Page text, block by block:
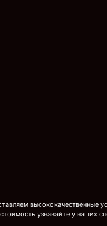
высококачественные
узнавайте у наших